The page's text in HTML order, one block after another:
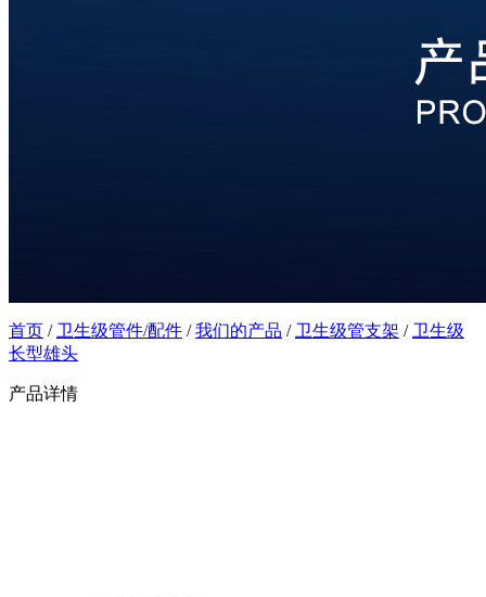
首页 / 卫生级管件/配件 /我们的产品 / 卫生级管支架 / 卫生级
长型雄头
产品详情